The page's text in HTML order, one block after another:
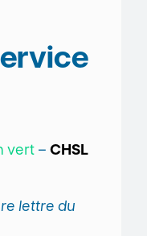
vert – CHSL
lettre du